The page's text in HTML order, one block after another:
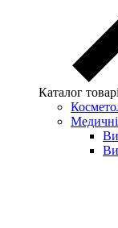
Каталог
Медичні